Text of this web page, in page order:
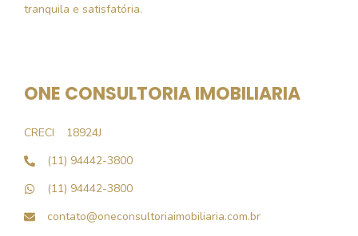
tranquila e satisfatória.
ONE CONSULTORIA IMOBILIARIA
CRECI
18924J
(11) 94442-3800
(11) 94442-3800
contato@oneconsultoriaimobiliaria.com.br